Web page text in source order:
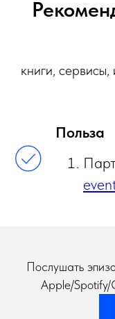
книги, сервисы,
Польза
Послушать
Apple/Spotify/